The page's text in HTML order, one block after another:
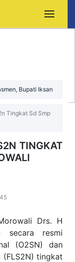
Bupati Iksan
Tingkat Sd Smp
TINGKAT
Drs. H
secara resmi
(O2SN) dan
(FLS2N) tingkat